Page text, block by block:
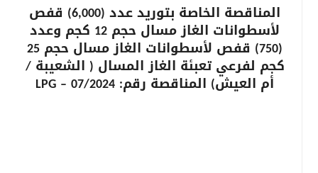
المناقصة الخاصة بتوريد عدد (6,000) قفص
لأسطوانات الغاز مسال حجم 12 كجم وعدد
(750) قفص لأسطوانات الغاز مسال حجم 25
كجم لفرعي تعبئة الغاز المسال ( الشعيبة /
أم العيش) المناقصة رقم: LPG – 07/2024